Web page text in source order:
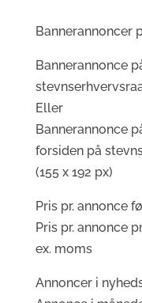
Bannerannoncer
Bannerannonce
Eller
Bannerannonce
forsiden på
(155 x 192 px)
Pris pr. annonce
Pris pr. annonce
ex. moms
Annoncer i